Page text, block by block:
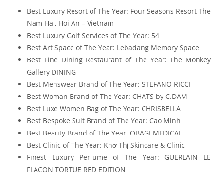
Best Luxury Resort of The Year: Four Seasons Resort The
Nam Hai, Hoi An – Vietnam
Best Luxury Golf Services of The Year: 54
Best Art Space of The Year: Lebadang Memory Space
Best Fine Dining Restaurant of The Year: The Monkey
Gallery DINING
Best Menswear Brand of The Year: STEFANO RICCI
Best Woman Brand of The Year: CHATS by C.DAM
Best Luxe Women Bag of The Year: CHRISBELLA
Best Bespoke Suit Brand of The Year: Cao Minh
Best Beauty Brand of The Year: OBAGI MEDICAL
Best Clinic of The Year: Khơ Thị Skincare & Clinic
Finest Luxury Perfume of The Year: GUERLAIN LE
FLACON TORTUE RED EDITION